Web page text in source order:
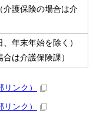
護保険の場合は介
年末年始を除く）
合は介護保険課）
リンク）
リンク）